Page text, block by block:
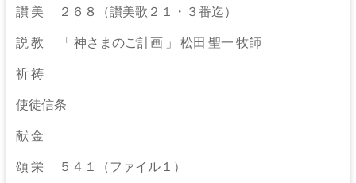
エ
キ
リ
ト
父
な
讃 美 ２６８（讃美歌２１・３番迄）
説 教 「 神さまのご計画 」 松田 聖一 牧師
祈 祷
使徒信条
献 金
頌 栄 ５４１（ファイル１）